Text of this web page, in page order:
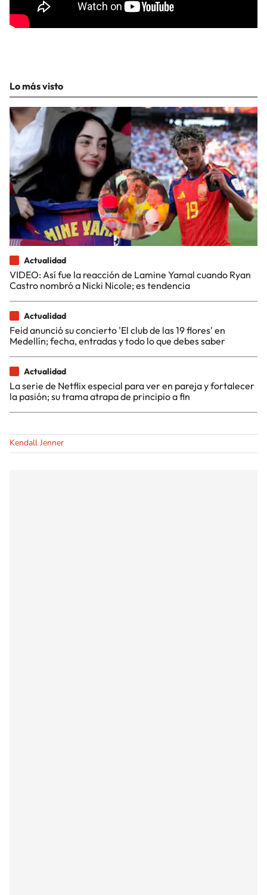
Lo más visto
Actualidad
VIDEO: Así fue la reacción de Lamine Yamal cuando Ryan
Castro nombró a Nicki Nicole; es tendencia
Actualidad
Feid anunció su concierto 'El club de las 19 flores' en
Medellín; fecha, entradas y todo lo que debes saber
Actualidad
La serie de Netflix especial para ver en pareja y fortalecer
la pasión; su trama atrapa de principio a fin
Kendall Jenner